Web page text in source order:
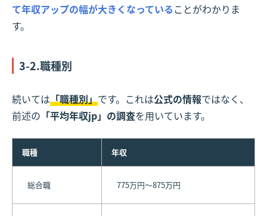
て年収アップの幅が大きくなっていることがわかりま
す。
3-2.職種別
続いては「職種別」です。これは公式の情報ではなく、
前述の 「平均年収jp」の調査を用いています。
職種 年収
総合職 775万円～875万円